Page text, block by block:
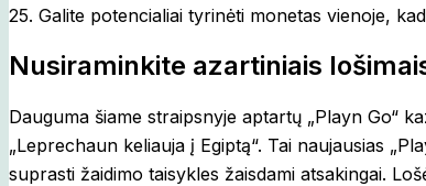
25. Galite potencialiai tyrinėti monetas vienoje,
Nusiraminkite azartiniais
Dauguma šiame straipsnyje aptartų „Playn Go“
„Leprechaun keliauja į Egiptą“. Tai naujausias
suprasti žaidimo taisykles žaisdami atsakingai.